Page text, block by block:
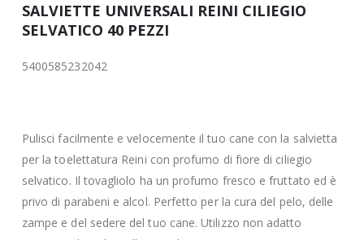
SALVIETTE UNIVERSALI REINI CILIEGIO
SELVATICO 40 PEZZI
5400585232042
Pulisci facilmente e velocemente il tuo cane con la salvietta
per la toelettatura Reini con profumo di fiore di ciliegio
selvatico. Il tovagliolo ha un profumo fresco e fruttato ed è
privo di parabeni e alcol. Perfetto per la cura del pelo, delle
zampe e del sedere del tuo cane. Utilizzo non adatto